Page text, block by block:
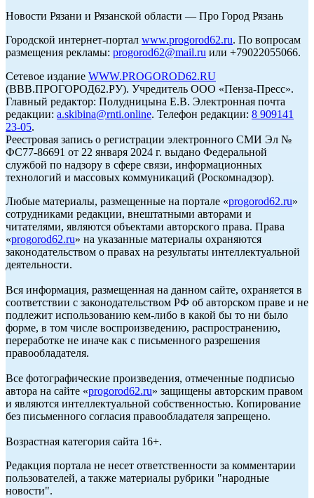
Новости Рязани и Рязанской области — Про Город Рязань
Городской интернет-портал www.progorod62.ru. По вопросам
размещения рекламы: progorod62@mail.ru или +79022055066.
Сетевое издание WWW.PROGOROD62.RU
(ВВВ.ПРОГОРОД62.РУ). Учредитель ООО «Пенза-Пресс».
Главный редактор: Полудницына Е.В. Электронная почта
редакции: a.skibina@rnti.online. Телефон редакции: 8 909141
23-05.
Реестровая запись о регистрации электронного СМИ Эл №
ФС77-86691 от 22 января 2024 г. выдано Федеральной
службой по надзору в сфере связи, информационных
технологий и массовых коммуникаций (Роскомнадзор).
Любые материалы, размещенные на портале «progorod62.ru»
сотрудниками редакции, внештатными авторами и
читателями, являются объектами авторского права. Права
«progorod62.ru» на указанные материалы охраняются
законодательством о правах на результаты интеллектуальной
деятельности.
Вся информация, размещенная на данном сайте, охраняется в
соответствии с законодательством РФ об авторском праве и не
подлежит использованию кем-либо в какой бы то ни было
форме, в том числе воспроизведению, распространению,
переработке не иначе как с письменного разрешения
правообладателя.
Все фотографические произведения, отмеченные подписью
автора на сайте «progorod62.ru» защищены авторским правом
и являются интеллектуальной собственностью. Копирование
без письменного согласия правообладателя запрещено.
Возрастная категория сайта 16+.
Редакция портала не несет ответственности за комментарии
пользователей, а также материалы рубрики "народные
новости".